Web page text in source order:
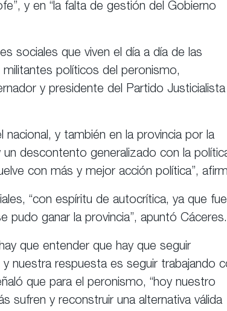
y en “la falta de gestión del Gobierno
sociales que viven el día a día de las
políticos del peronismo,
y presidente del Partido Justicialista
y también en la provincia por la
descontento generalizado con la
con más y mejor acción política”,
“con espíritu de autocrítica, ya que fue
ganar la provincia”, apuntó Cáceres.
que entender que hay que seguir
nuestra respuesta es seguir trabajando
que para el peronismo, “hoy nuestro
sufren y reconstruir una alternativa válida